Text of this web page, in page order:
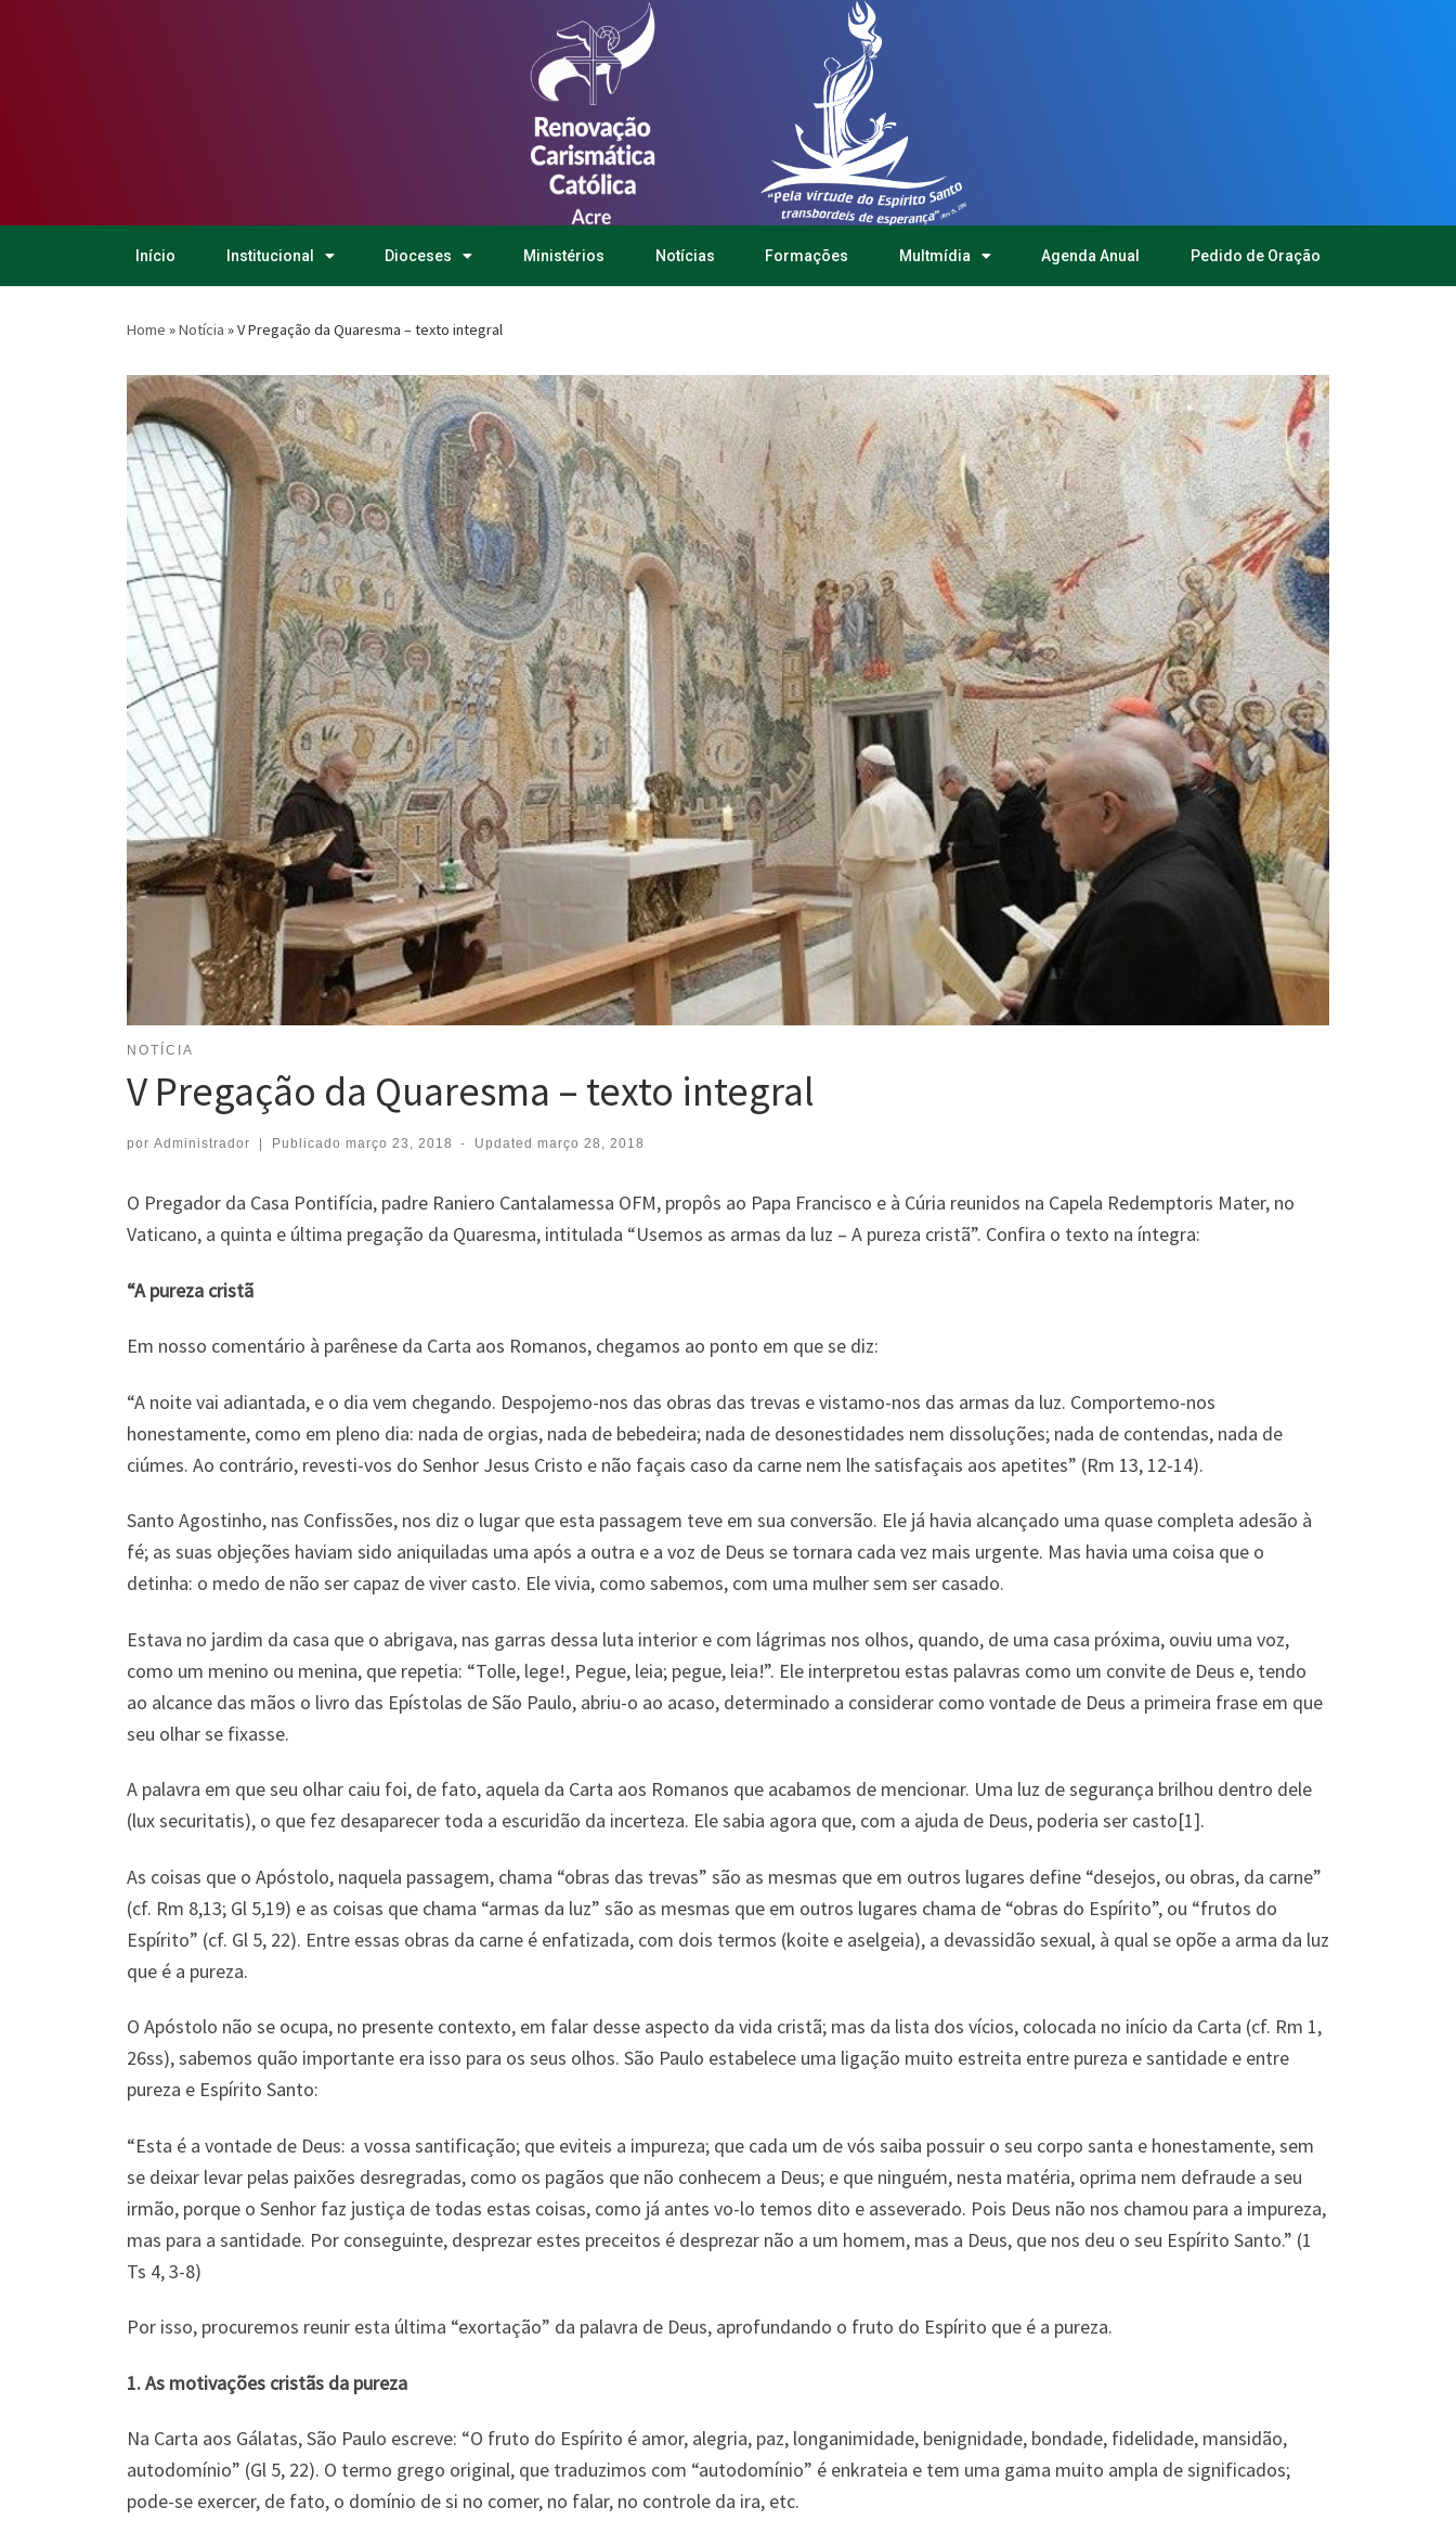
Início Institucional Dioceses Ministérios Notícias Formações Multmídia Agenda Anual Pedido de Oração
Home »Notícia »V Pregação da Quaresma – texto integral
NOTÍCIA
V Pregação da Quaresma – texto integral
por Administrador Publicado março 23, 2018 - Updatedmarço 28, 2018
O Pregador da Casa Pontifícia, padre Raniero Cantalamessa OFM, propôs ao Papa Francisco e à Cúria reunidos na Capela Redemptoris Mater, no
Vaticano, a quinta e última pregação da Quaresma, intitulada “Usemos as armas da luz – A pureza cristã”. Confira o texto na íntegra:
“A pureza cristã
Em nosso comentário à parênese da Carta aos Romanos, chegamos ao ponto em que se diz:
“A noite vai adiantada, e o dia vem chegando. Despojemo-nos das obras das trevas e vistamo-nos das armas da luz. Comportemo-nos
honestamente, como em pleno dia: nada de orgias, nada de bebedeira; nada de desonestidades nem dissoluções; nada de contendas, nada de
ciúmes. Ao contrário, revesti-vos do Senhor Jesus Cristo e não façais caso da carne nem lhe satisfaçais aos apetites” (Rm 13, 12-14).
Santo Agostinho, nas Confissões, nos diz o lugar que esta passagem teve em sua conversão. Ele já havia alcançado uma quase completa adesão à
fé; as suas objeções haviam sido aniquiladas uma após a outra e a voz de Deus se tornara cada vez mais urgente. Mas havia uma coisa que o
detinha: o medo de não ser capaz de viver casto. Ele vivia, como sabemos, com uma mulher sem ser casado.
Estava no jardim da casa que o abrigava, nas garras dessa luta interior e com lágrimas nos olhos, quando, de uma casa próxima, ouviu uma voz,
como um menino ou menina, que repetia: “Tolle, lege!, Pegue, leia; pegue, leia!”. Ele interpretou estas palavras como um convite de Deus e, tendo
ao alcance das mãos o livro das Epístolas de São Paulo, abriu-o ao acaso, determinado a considerar como vontade de Deus a primeira frase em que
seu olhar se fixasse.
A palavra em que seu olhar caiu foi, de fato, aquela da Carta aos Romanos que acabamos de mencionar. Uma luz de segurança brilhou dentro dele
(lux securitatis), o que fez desaparecer toda a escuridão da incerteza. Ele sabia agora que, com a ajuda de Deus, poderia ser casto[1].
As coisas que o Apóstolo, naquela passagem, chama “obras das trevas” são as mesmas que em outros lugares define “desejos, ou obras, da carne”
(cf. Rm 8,13; Gl 5,19) e as coisas que chama “armas da luz” são as mesmas que em outros lugares chama de “obras do Espírito”, ou “frutos do
Espírito” (cf. Gl 5, 22). Entre essas obras da carne é enfatizada, com dois termos (koite e aselgeia), a devassidão sexual, à qual se opõe a arma da luz
que é a pureza.
O Apóstolo não se ocupa, no presente contexto, em falar desse aspecto da vida cristã; mas da lista dos vícios, colocada no início da Carta (cf. Rm 1,
26ss), sabemos quão importante era isso para os seus olhos. São Paulo estabelece uma ligação muito estreita entre pureza e santidade e entre
pureza e Espírito Santo:
“Esta é a vontade de Deus: a vossa santificação; que eviteis a impureza; que cada um de vós saiba possuir o seu corpo santa e honestamente, sem
se deixar levar pelas paixões desregradas, como os pagãos que não conhecem a Deus; e que ninguém, nesta matéria, oprima nem defraude a seu
irmão, porque o Senhor faz justiça de todas estas coisas, como já antes vo-lo temos dito e asseverado. Pois Deus não nos chamou para a impureza,
mas para a santidade. Por conseguinte, desprezar estes preceitos é desprezar não a um homem, mas a Deus, que nos deu o seu Espírito Santo.” (1
Ts 4, 3-8)
Por isso, procuremos reunir esta última “exortação” da palavra de Deus, aprofundando o fruto do Espírito que é a pureza.
1. As motivações cristãs da pureza
Na Carta aos Gálatas, São Paulo escreve: “O fruto do Espírito é amor, alegria, paz, longanimidade, benignidade, bondade, fidelidade, mansidão,
autodomínio” (Gl 5, 22). O termo grego original, que traduzimos com “autodomínio” é enkrateia e tem uma gama muito ampla de significados;
pode-se exercer, de fato, o domínio de si no comer, no falar, no controle da ira, etc.